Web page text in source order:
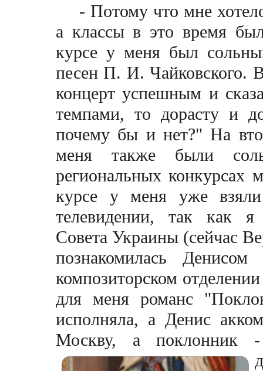
- Потому что мне
а классы в это время
курсе у меня был
песен П. И. Чайковского.
концерт успешным и
темпами, то дорасту и
почему бы и нет?" На
меня также были
региональных конкурсах
курсе у меня уже
телевидении, так как я
Совета Украины (сейчас
познакомилась
композиторском
для меня романс
исполняла, а Денис
Москву, а поклонник